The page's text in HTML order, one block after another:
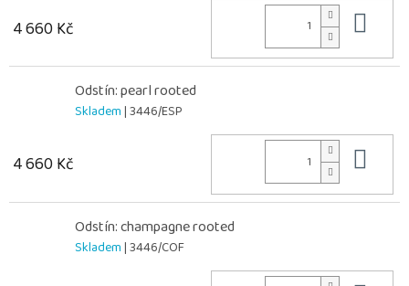
4 660 Kč
Odstín: pearl rooted
Skladem| 3446/ESP
4 660 Kč
Odstín: champagne rooted
Skladem| 3446/COF